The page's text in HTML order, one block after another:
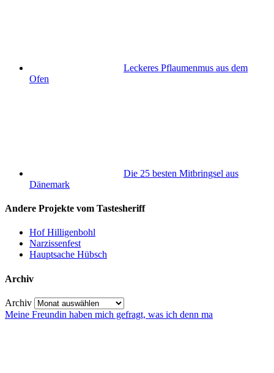
Leckeres Pflaumenmus aus dem
Ofen
Die 25 besten Mitbringsel aus
Dänemark
Andere Projekte vom Tastesheriff
Hof Hilligenbohl
Narzissenfest
Hauptsache Hübsch
Archiv
Archiv
Meine Freundin haben mich gefragt, was ich denn ma